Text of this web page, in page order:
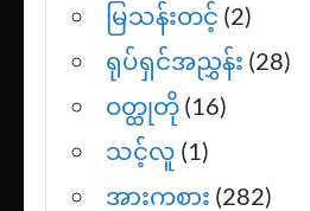
မြသန်းတင့် (2)
ရုပ်ရှင်အညွှန်း (28)
ဝတ္ထုတို (16)
သင့်လူ (1)
အားကစား (282)